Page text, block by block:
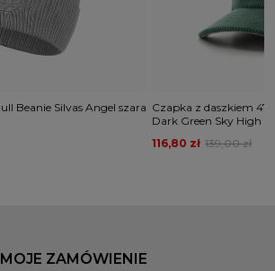
Beanie Silvas Angel szara Czapka z daszkiem
Dark Green Sky High
139,00 zł
116,80 zł
MOJE ZAMÓWIENIE